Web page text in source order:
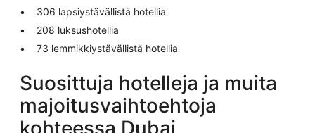
306 lapsiystävällistä hotellia
208 luksushotellia
73 lemmikkiystävällistä hotellia
Suosittuja hotelleja ja muita
majoitusvaihtoehtoja
kohteessa Dubai